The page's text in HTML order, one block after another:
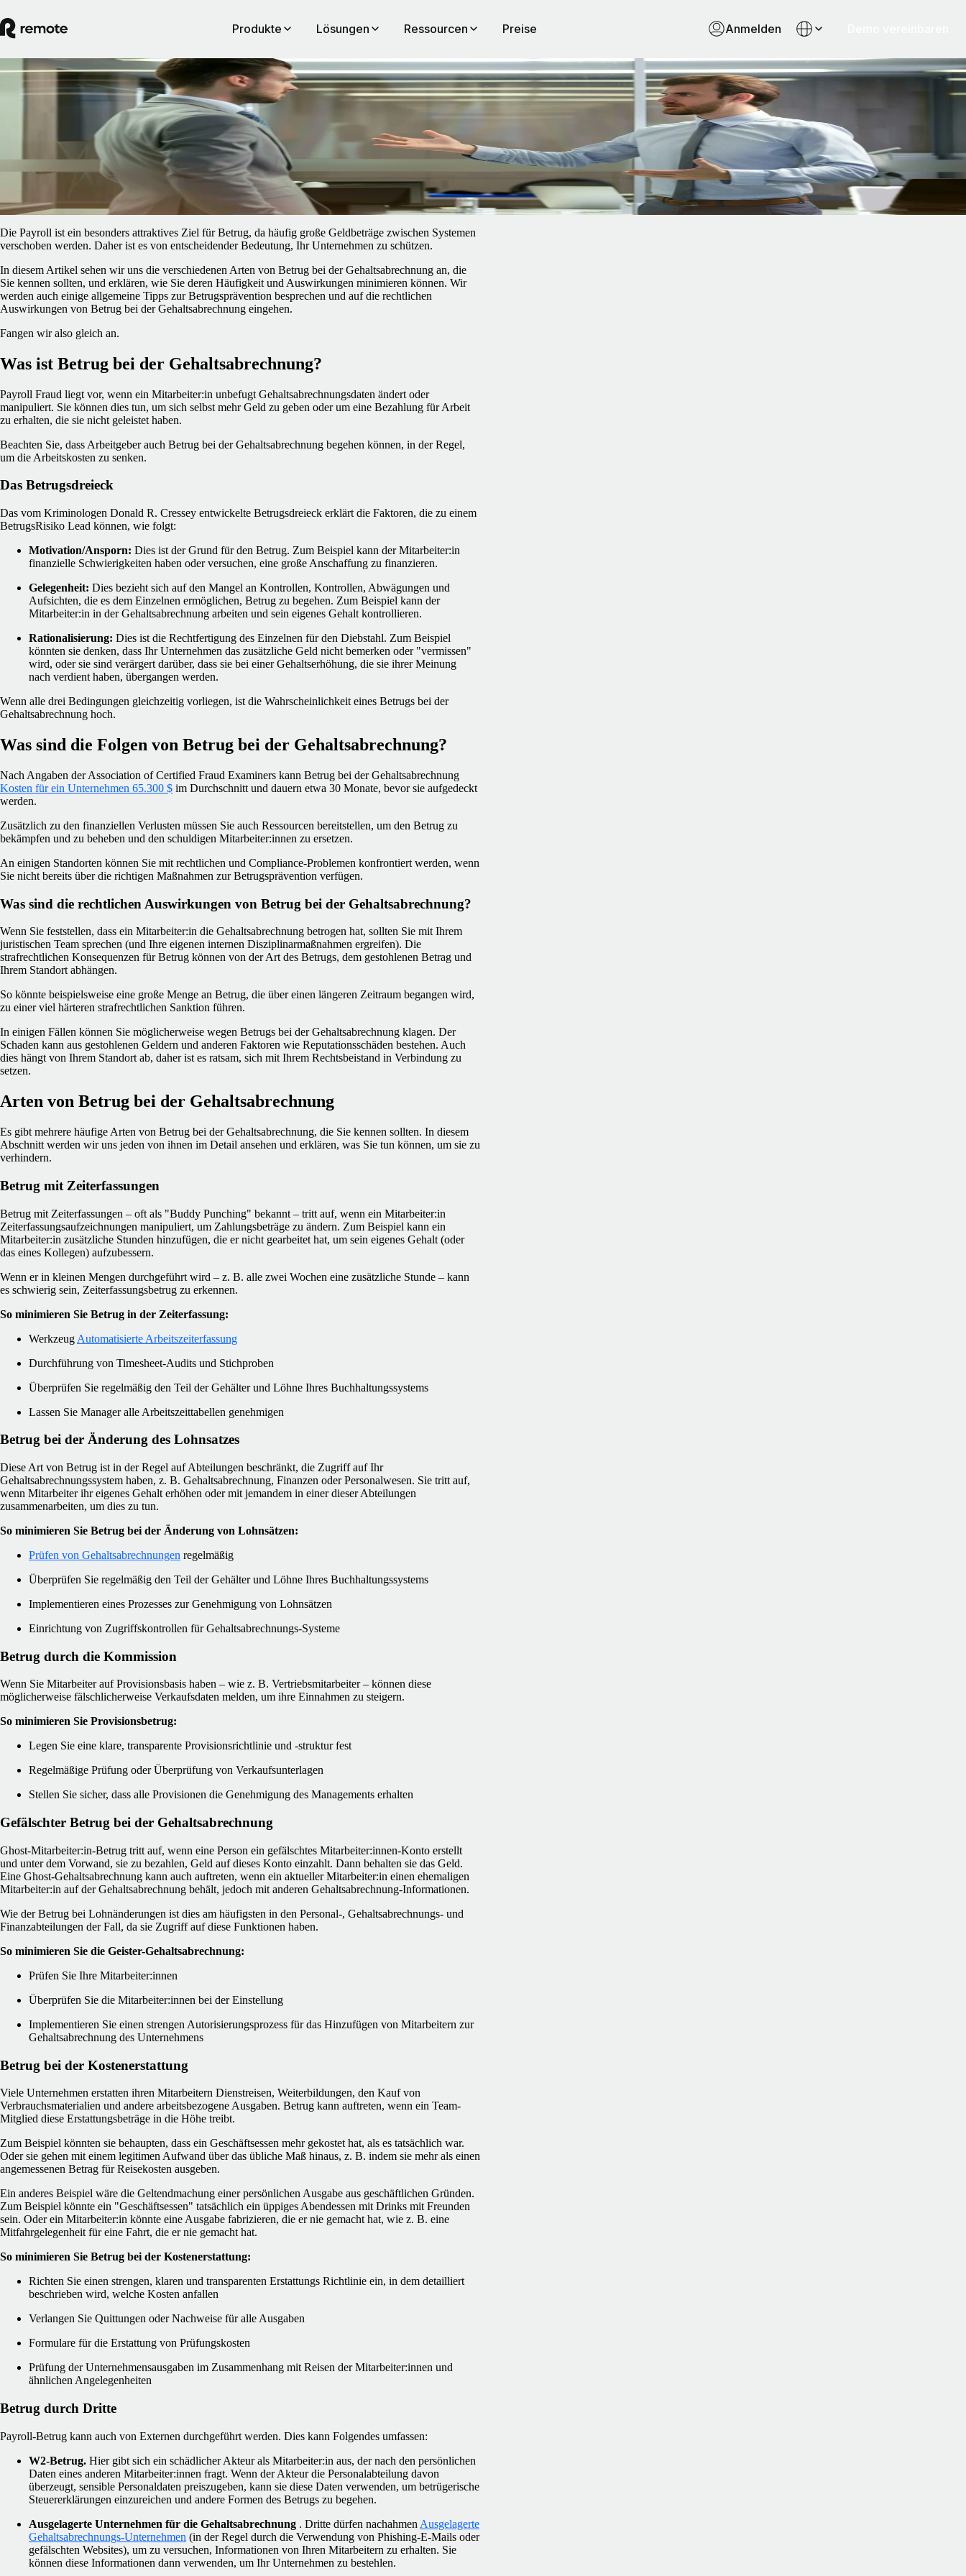
Produkte Lösungen Ressourcen Preise Anmelden
Blog/Payroll
Betrug bei der Payroll: So minimieren Sie das
Risiko für Ihr Unternehmen
ByJonathan Goldsmith
16. April 2025
Die Payroll ist ein besonders attraktives Ziel für Betrug, da häufig große Geldbeträge zwischen Systemen
verschoben werden. Daher ist es von entscheidender Bedeutung, Ihr Unternehmen zu schützen.
In diesem Artikel sehen wir uns die verschiedenen Arten von Betrug bei der Gehaltsabrechnung an, die
Sie kennen sollten, und erklären, wie Sie deren Häufigkeit und Auswirkungen minimieren können. Wir
werden auch einige allgemeine Tipps zur Betrugsprävention besprechen und auf die rechtlichen
Auswirkungen von Betrug bei der Gehaltsabrechnung eingehen.
Fangen wir also gleich an.
Was ist Betrug bei der Gehaltsabrechnung?
Payroll Fraud liegt vor, wenn ein Mitarbeiter:in unbefugt Gehaltsabrechnungsdaten ändert oder
manipuliert. Sie können dies tun, um sich selbst mehr Geld zu geben oder um eine Bezahlung für Arbeit
zu erhalten, die sie nicht geleistet haben.
Beachten Sie, dass Arbeitgeber auch Betrug bei der Gehaltsabrechnung begehen können, in der Regel,
um die Arbeitskosten zu senken.
Das Betrugsdreieck
Das vom Kriminologen Donald R. Cressey entwickelte Betrugsdreieck erklärt die Faktoren, die zu einem
BetrugsRisiko Lead können, wie folgt:
Motivation/Ansporn: Dies ist der Grund für den Betrug. Zum Beispiel kann der Mitarbeiter:in
finanzielle Schwierigkeiten haben oder versuchen, eine große Anschaffung zu finanzieren.
Gelegenheit: Dies bezieht sich auf den Mangel an Kontrollen, Kontrollen, Abwägungen und
Aufsichten, die es dem Einzelnen ermöglichen, Betrug zu begehen. Zum Beispiel kann der
Mitarbeiter:in in der Gehaltsabrechnung arbeiten und sein eigenes Gehalt kontrollieren.
Rationalisierung: Dies ist die Rechtfertigung des Einzelnen für den Diebstahl. Zum Beispiel
könnten sie denken, dass Ihr Unternehmen das zusätzliche Geld nicht bemerken oder "vermissen"
wird, oder sie sind verärgert darüber, dass sie bei einer Gehaltserhöhung, die sie ihrer Meinung
nach verdient haben, übergangen werden.
Wenn alle drei Bedingungen gleichzeitig vorliegen, ist die Wahrscheinlichkeit eines Betrugs bei der
Gehaltsabrechnung hoch.
Was sind die Folgen von Betrug bei der Gehaltsabrechnung?
Nach Angaben der Association of Certified Fraud Examiners kann Betrug bei der Gehaltsabrechnung
Kosten für ein Unternehmen 65.300 $ im Durchschnitt und dauern etwa 30 Monate, bevor sie aufgedeckt
werden.
Zusätzlich zu den finanziellen Verlusten müssen Sie auch Ressourcen bereitstellen, um den Betrug zu
bekämpfen und zu beheben und den schuldigen Mitarbeiter:innen zu ersetzen.
An einigen Standorten können Sie mit rechtlichen und Compliance-Problemen konfrontiert werden, wenn
Sie nicht bereits über die richtigen Maßnahmen zur Betrugsprävention verfügen.
Was sind die rechtlichen Auswirkungen von Betrug bei der Gehaltsabrechnung?
Wenn Sie feststellen, dass ein Mitarbeiter:in die Gehaltsabrechnung betrogen hat, sollten Sie mit Ihrem
juristischen Team sprechen (und Ihre eigenen internen Disziplinarmaßnahmen ergreifen). Die
strafrechtlichen Konsequenzen für Betrug können von der Art des Betrugs, dem gestohlenen Betrag und
Ihrem Standort abhängen.
So könnte beispielsweise eine große Menge an Betrug, die über einen längeren Zeitraum begangen wird,
zu einer viel härteren strafrechtlichen Sanktion führen.
In einigen Fällen können Sie möglicherweise wegen Betrugs bei der Gehaltsabrechnung klagen. Der
Schaden kann aus gestohlenen Geldern und anderen Faktoren wie Reputationsschäden bestehen. Auch
dies hängt von Ihrem Standort ab, daher ist es ratsam, sich mit Ihrem Rechtsbeistand in Verbindung zu
setzen.
Arten von Betrug bei der Gehaltsabrechnung
Es gibt mehrere häufige Arten von Betrug bei der Gehaltsabrechnung, die Sie kennen sollten. In diesem
Abschnitt werden wir uns jeden von ihnen im Detail ansehen und erklären, was Sie tun können, um sie zu
verhindern.
Betrug mit Zeiterfassungen
Betrug mit Zeiterfassungen – oft als "Buddy Punching" bekannt – tritt auf, wenn ein Mitarbeiter:in
Zeiterfassungsaufzeichnungen manipuliert, um Zahlungsbeträge zu ändern. Zum Beispiel kann ein
Mitarbeiter:in zusätzliche Stunden hinzufügen, die er nicht gearbeitet hat, um sein eigenes Gehalt (oder
das eines Kollegen) aufzubessern.
Wenn er in kleinen Mengen durchgeführt wird – z. B. alle zwei Wochen eine zusätzliche Stunde – kann
es schwierig sein, Zeiterfassungsbetrug zu erkennen.
So minimieren Sie Betrug in der Zeiterfassung:
Werkzeug Automatisierte Arbeitszeiterfassung
Durchführung von Timesheet-Audits und Stichproben
Überprüfen Sie regelmäßig den Teil der Gehälter und Löhne Ihres Buchhaltungssystems
Lassen Sie Manager alle Arbeitszeittabellen genehmigen
Betrug bei der Änderung des Lohnsatzes
Diese Art von Betrug ist in der Regel auf Abteilungen beschränkt, die Zugriff auf Ihr
Gehaltsabrechnungssystem haben, z. B. Gehaltsabrechnung, Finanzen oder Personalwesen. Sie tritt auf,
wenn Mitarbeiter ihr eigenes Gehalt erhöhen oder mit jemandem in einer dieser Abteilungen
zusammenarbeiten, um dies zu tun.
So minimieren Sie Betrug bei der Änderung von Lohnsätzen:
Prüfen von Gehaltsabrechnungen regelmäßig
Überprüfen Sie regelmäßig den Teil der Gehälter und Löhne Ihres Buchhaltungssystems
Implementieren eines Prozesses zur Genehmigung von Lohnsätzen
Einrichtung von Zugriffskontrollen für Gehaltsabrechnungs-Systeme
Betrug durch die Kommission
Wenn Sie Mitarbeiter auf Provisionsbasis haben – wie z. B. Vertriebsmitarbeiter – können diese
möglicherweise fälschlicherweise Verkaufsdaten melden, um ihre Einnahmen zu steigern.
So minimieren Sie Provisionsbetrug:
Legen Sie eine klare, transparente Provisionsrichtlinie und -struktur fest
Regelmäßige Prüfung oder Überprüfung von Verkaufsunterlagen
Stellen Sie sicher, dass alle Provisionen die Genehmigung des Managements erhalten
Gefälschter Betrug bei der Gehaltsabrechnung
Ghost-Mitarbeiter:in-Betrug tritt auf, wenn eine Person ein gefälschtes Mitarbeiter:innen-Konto erstellt
und unter dem Vorwand, sie zu bezahlen, Geld auf dieses Konto einzahlt. Dann behalten sie das Geld.
Eine Ghost-Gehaltsabrechnung kann auch auftreten, wenn ein aktueller Mitarbeiter:in einen ehemaligen
Mitarbeiter:in auf der Gehaltsabrechnung behält, jedoch mit anderen Gehaltsabrechnung-Informationen.
Wie der Betrug bei Lohnänderungen ist dies am häufigsten in den Personal-, Gehaltsabrechnungs- und
Finanzabteilungen der Fall, da sie Zugriff auf diese Funktionen haben.
So minimieren Sie die Geister-Gehaltsabrechnung:
Prüfen Sie Ihre Mitarbeiter:innen
Überprüfen Sie die Mitarbeiter:innen bei der Einstellung
Implementieren Sie einen strengen Autorisierungsprozess für das Hinzufügen von Mitarbeitern zur
Gehaltsabrechnung des Unternehmens
Betrug bei der Kostenerstattung
Viele Unternehmen erstatten ihren Mitarbeitern Dienstreisen, Weiterbildungen, den Kauf von
Verbrauchsmaterialien und andere arbeitsbezogene Ausgaben. Betrug kann auftreten, wenn ein Team-
Mitglied diese Erstattungsbeträge in die Höhe treibt.
Zum Beispiel könnten sie behaupten, dass ein Geschäftsessen mehr gekostet hat, als es tatsächlich war.
Oder sie gehen mit einem legitimen Aufwand über das übliche Maß hinaus, z. B. indem sie mehr als einen
angemessenen Betrag für Reisekosten ausgeben.
Ein anderes Beispiel wäre die Geltendmachung einer persönlichen Ausgabe aus geschäftlichen Gründen.
Zum Beispiel könnte ein "Geschäftsessen" tatsächlich ein üppiges Abendessen mit Drinks mit Freunden
sein. Oder ein Mitarbeiter:in könnte eine Ausgabe fabrizieren, die er nie gemacht hat, wie z. B. eine
Mitfahrgelegenheit für eine Fahrt, die er nie gemacht hat.
So minimieren Sie Betrug bei der Kostenerstattung:
Richten Sie einen strengen, klaren und transparenten Erstattungs Richtlinie ein, in dem detailliert
beschrieben wird, welche Kosten anfallen
Verlangen Sie Quittungen oder Nachweise für alle Ausgaben
Formulare für die Erstattung von Prüfungskosten
Prüfung der Unternehmensausgaben im Zusammenhang mit Reisen der Mitarbeiter:innen und
ähnlichen Angelegenheiten
Betrug durch Dritte
Payroll-Betrug kann auch von Externen durchgeführt werden. Dies kann Folgendes umfassen:
W2-Betrug. Hier gibt sich ein schädlicher Akteur als Mitarbeiter:in aus, der nach den persönlichen
Daten eines anderen Mitarbeiter:innen fragt. Wenn der Akteur die Personalabteilung davon
überzeugt, sensible Personaldaten preiszugeben, kann sie diese Daten verwenden, um betrügerische
Steuererklärungen einzureichen und andere Formen des Betrugs zu begehen.
Ausgelagerte Unternehmen für die Gehaltsabrechnung . Dritte dürfen nachahmen Ausgelagerte
Gehaltsabrechnungs-Unternehmen (in der Regel durch die Verwendung von Phishing-E-Mails oder
gefälschten Websites), um zu versuchen, Informationen von Ihren Mitarbeitern zu erhalten. Sie
können diese Informationen dann verwenden, um Ihr Unternehmen zu bestehlen.